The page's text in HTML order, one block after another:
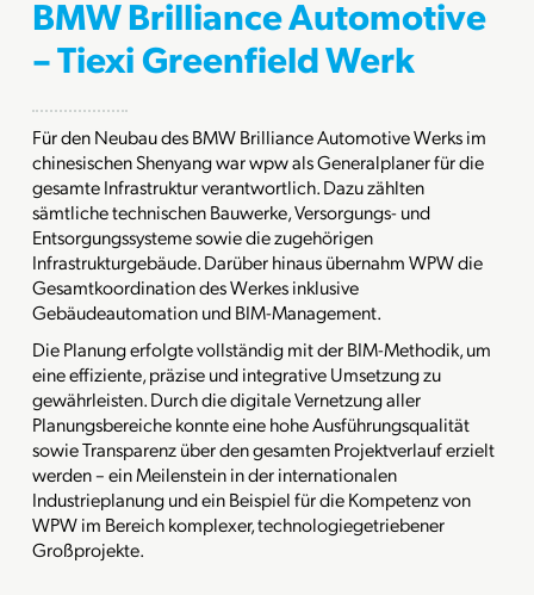
BMW Brilliance Automotive
– Tiexi Greenfield Werk
Für den Neubau des BMW Brilliance Automotive Werks im
chinesischen Shenyang war wpw als Generalplaner für die
gesamte Infrastruktur verantwortlich. Dazu zählten
sämtliche technischen Bauwerke, Versorgungs- und
Entsorgungssysteme sowie die zugehörigen
Infrastrukturgebäude. Darüber hinaus übernahm WPW die
Gesamtkoordination des Werkes inklusive
Gebäudeautomation und BIM-Management.
Die Planung erfolgte vollständig mit der BIM-Methodik, um
eine effiziente, präzise und integrative Umsetzung zu
gewährleisten. Durch die digitale Vernetzung aller
Planungsbereiche konnte eine hohe Ausführungsqualität
sowie Transparenz über den gesamten Projektverlauf erzielt
werden – ein Meilenstein in der internationalen
Industrieplanung und ein Beispiel für die Kompetenz von
WPW im Bereich komplexer, technologiegetriebener
Großprojekte.